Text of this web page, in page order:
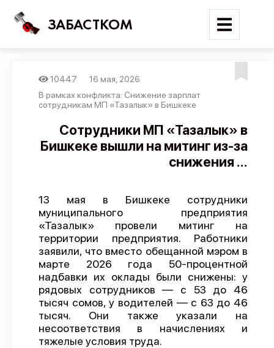
ЗАБАСТКОМ
Войти
Поиск
Новости
Карта событий
Отчеты
Предложить публикацию
Справочник
API
О проекте
Политика конфиденциальности
10447
16 мая, 2026
В рамках конфликта: Снижение зарплат
сотрудникам МП «Тазалык» в Бишкеке
Сотрудники МП «Тазалык» в
Бишкеке вышли на митинг из-за
снижения ...
13 мая в Бишкеке сотрудники
муниципального предприятия
«Тазалык» провели митинг на
территории предприятия. Работники
заявили, что вместо обещанной мэром в
марте 2026 года 50-процентной
надбавки их оклады были снижены: у
рядовых сотрудников — с 53 до 46
тысяч сомов, у водителей — с 63 до 46
тысяч. Они также указали на
несоответствия в начислениях и
тяжелые условия труда.